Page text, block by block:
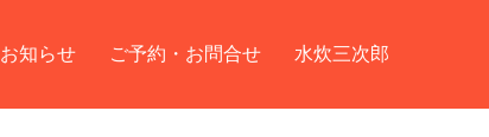
お知らせ ご予約・お問合せ 水炊三次郎